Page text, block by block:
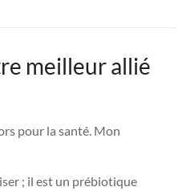
meilleur allié
pour la santé. Mon
; il est un prébiotique